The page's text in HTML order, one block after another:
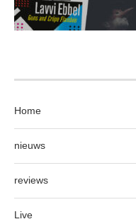
Home
nieuws
reviews
Live